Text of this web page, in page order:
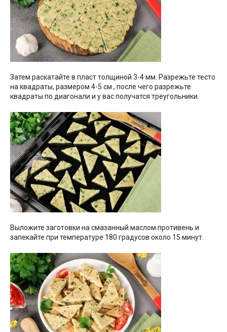
Затем раскатайте в пласт толщиной 3-4 мм. Разрежьте тесто
на квадраты, размером 4-5 см., после чего разрежьте
квадраты по диагонали и у вас получатся треугольники.
Выложите заготовки на смазанный маслом противень и
запекайте при температуре 180 градусов около 15 минут.